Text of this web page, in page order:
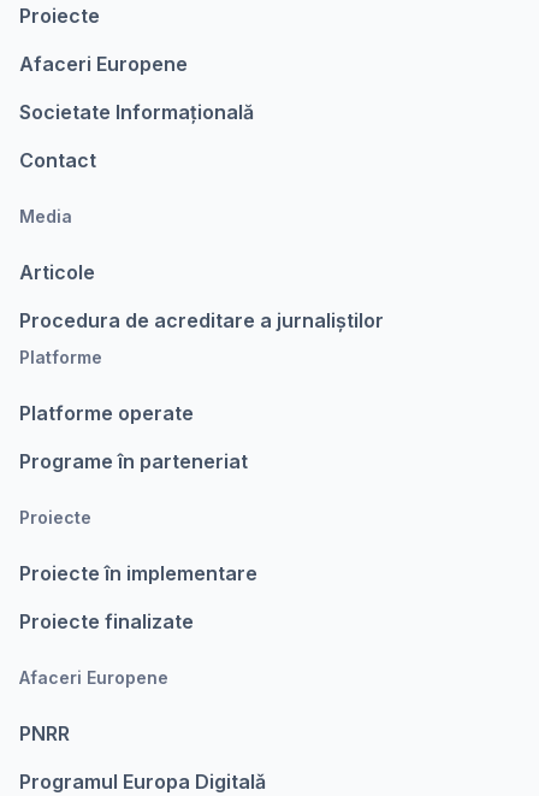
Proiecte
Afaceri Europene
Societate Informațională
Contact
Media
Articole
Procedura de acreditare a jurnaliștilor
Platforme
Platforme operate
Programe în parteneriat
Proiecte
Proiecte în implementare
Proiecte finalizate
Afaceri Europene
PNRR
Programul Europa Digitalǎ